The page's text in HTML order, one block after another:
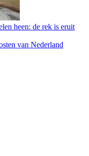
heen: de rek is eruit
van Nederland